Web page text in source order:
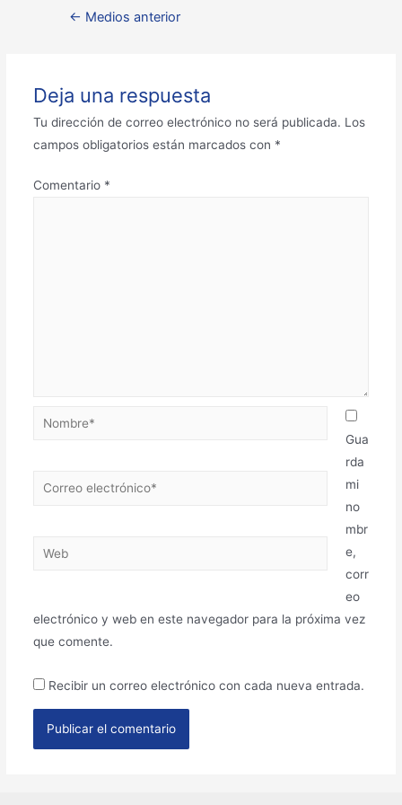
← Medios anterior
Deja una respuesta
Tu dirección de correo electrónico no será publicada. Los
campos obligatorios están marcados con *
Comentario *
Gua
rda
mi
no
mbr
e,
corr
eo
electrónico y web en este navegador para la próxima vez
que comente.
Recibir un correo electrónico con cada nueva entrada.